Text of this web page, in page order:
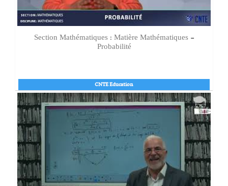
Section Mathématiques : Matière Mathématiques -
Probabilité
CNTE Education